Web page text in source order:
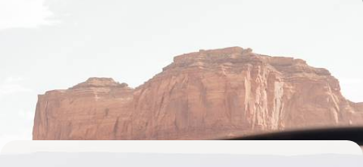
Weitwinkel-Roadtrip durch die schönsten Naturstätten des US-
17 Tage, von CHF 3200 bis CHF 4600